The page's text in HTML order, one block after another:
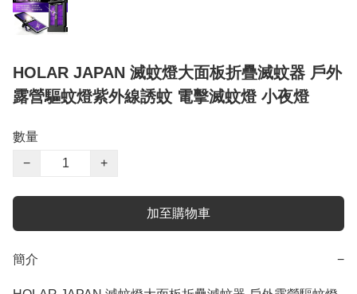
HOLAR JAPAN 滅蚊燈大面板折疊滅蚊器 戶外
露營驅蚊燈紫外線誘蚊 電擊滅蚊燈 小夜燈
數量
−
+
加至購物車
簡介 −